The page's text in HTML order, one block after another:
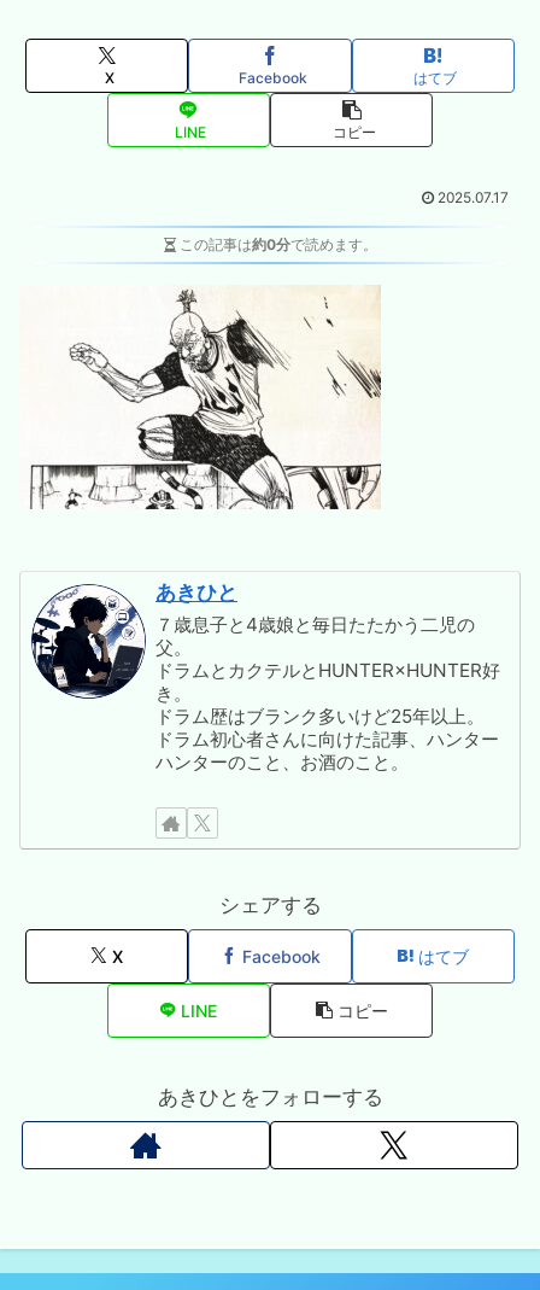
X Facebook はてブ
LINE コピー
2025.07.17
この記事は約0分で読めます。
あきひと
７歳息子と4歳娘と毎日たたかう二児の
父。
ドラムとカクテルとHUNTER×HUNTER好
き。
ドラム歴はブランク多いけど25年以上。
ドラム初心者さんに向けた記事、ハンター
ハンターのこと、お酒のこと。
シェアする
X Facebook はてブ
LINE コピー
あきひとをフォローする